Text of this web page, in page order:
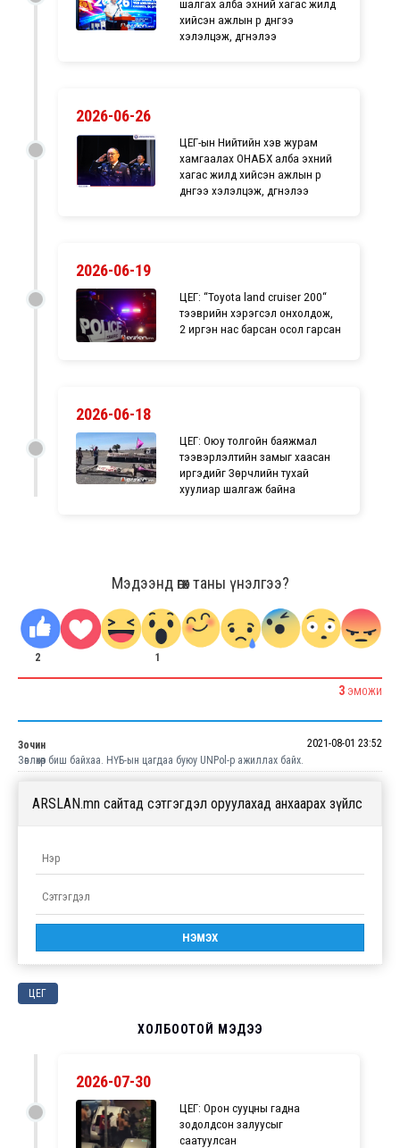
шалгах алба эхний хагас жилд
хийсэн ажлын үр дүнгээ
хэлэлцэж, дүгнэлээ
2026-06-26
ЦЕГ-ын Нийтийн хэв журам
хамгаалах ОНАБХ алба эхний
хагас жилд хийсэн ажлын үр
дүнгээ хэлэлцэж, дүгнэлээ
2026-06-19
ЦЕГ: “Toyota land cruiser 200“
тээврийн хэрэгсэл онхолдож,
2 иргэн нас барсан осол гарсан
2026-06-18
ЦЕГ: Оюу толгойн баяжмал
тээвэрлэлтийн замыг хаасан
иргэдийг Зөрчлийн тухай
хуулиар шалгаж байна
Мэдээнд өгөх таны үнэлгээ?
2 1
3 ЭМОЖИ
Зочин
2021-08-01 23:52
Зөвлөхөөр биш байхаа. НҮБ-ын цагдаа буюу UNPol-р ажиллах байх.
ARSLAN.mn сайтад сэтгэгдэл оруулахад анхаарах зүйлс
ЦЕГ
ХОЛБООТОЙ МЭДЭЭ
2026-07-30
ЦЕГ: Орон сууцны гадна
зодолдсон залуусыг
саатуулсан